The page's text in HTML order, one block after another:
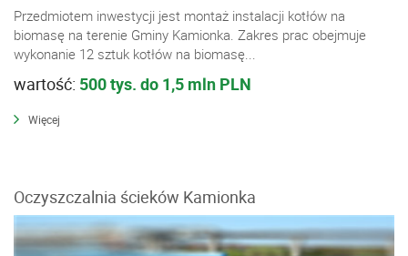
Przedmiotem inwestycji jest montaż instalacji kotłów na
biomasę na terenie Gminy Kamionka. Zakres prac obejmuje
wykonanie 12 sztuk kotłów na biomasę...
wartość: 500 tys. do 1,5 mln PLN
Więcej
Oczyszczalnia ścieków Kamionka